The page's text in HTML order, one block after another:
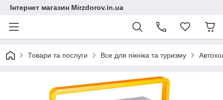
Інтернет магазин Mirzdorov.in.ua
Товари та послуги Все для пікніка та туризму